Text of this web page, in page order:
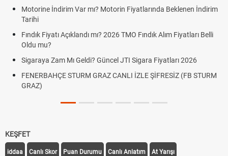
Motorine İndirim Var mı? Motorin Fiyatlarında Beklenen İndirim
Tarihi
Fındık Fiyatı Açıklandı mı? 2026 TMO Fındık Alım Fiyatları Belli
Oldu mu?
Sigaraya Zam Mı Geldi? Güncel JTI Sigara Fiyatları 2026
FENERBAHÇE STURM GRAZ CANLI İZLE ŞİFRESİZ (FB STURM
GRAZ)
KEŞFET
iddaa Canlı Skor Puan Durumu Canlı Anlatım At Yarışı